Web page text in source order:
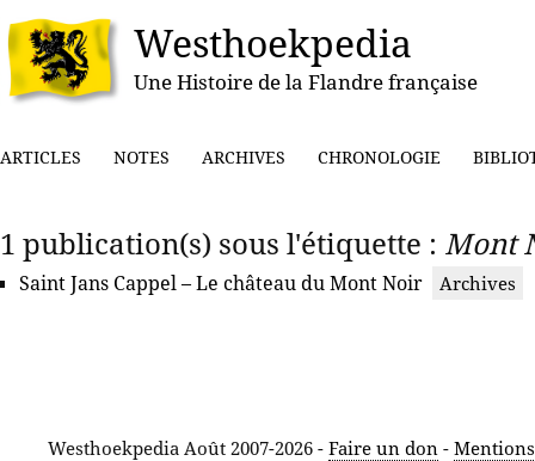
Westhoekpedia
Une Histoire de la Flandre française
ARTICLES NOTES ARCHIVES CHRONOLOGIE
1 publication(s) sous l'étiquette : Mont
Saint Jans Cappel – Le château du Mont Noir Archives
Westhoekpedia Août 2007-2026 - Faire un don-